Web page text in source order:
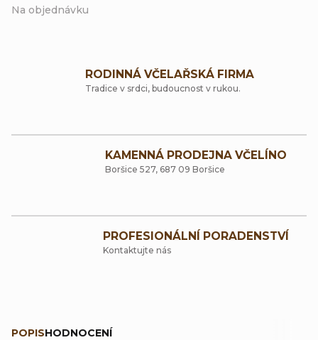
Na objednávku
RODINNÁ VČELAŘSKÁ FIRMA
Tradice v srdci, budoucnost v rukou.
KAMENNÁ PRODEJNA VČELÍNO
Boršice 527, 687 09 Boršice
PROFESIONÁLNÍ PORADENSTVÍ
Kontaktujte nás
POPISHODNOCENÍ